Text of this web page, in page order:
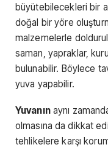
büyütebilecekleri bir
doğal bir yöre
malzemelerle
saman, yapraklar,
bulunabilir. Böylece
yuva yapabilir.
Yuvanınaynı
olmasına da dikkat
tehlikelere karşı